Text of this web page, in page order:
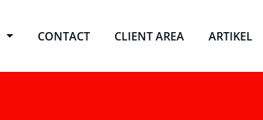
CONTACT CLIENT AREA ARTIKEL